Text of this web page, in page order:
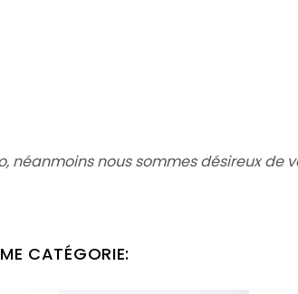
néanmoins nous sommes désireux de
CATÉGORIE: